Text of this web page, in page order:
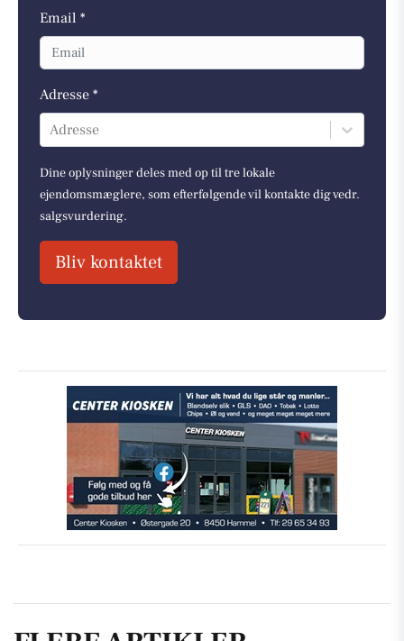
Email *
Adresse *
Adresse
Dine oplysninger deles med op til tre lokale
ejendomsmæglere, som efterfølgende vil kontakte dig vedr.
salgsvurdering.
Bliv kontaktet